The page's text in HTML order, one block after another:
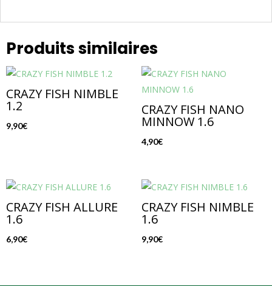
Produits similaires
CRAZY FISH NIMBLE
1.2
9,90€
CRAZY FISH NANO
MINNOW 1.6
4,90€
CRAZY FISH ALLURE
1.6
6,90€
CRAZY FISH NIMBLE
1.6
9,90€